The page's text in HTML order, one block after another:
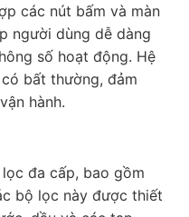
các nút bấm và màn
người dùng dễ dàng
số hoạt động. Hệ
bất thường, đảm
hành.
đa cấp, bao gồm
bộ lọc này được thiết